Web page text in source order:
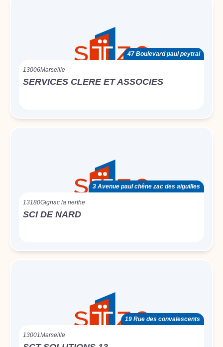
47 Boulevard paul peytral
13006Marseille
SERVICES CLERE ET ASSOCIES
3 Avenue paul chêne zac des aiguilles
13180Gignac la nerthe
SCI DE NARD
19 Rue des convalescents
13001Marseille